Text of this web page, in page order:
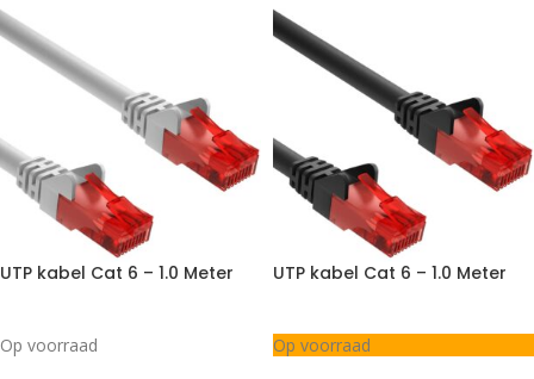
UTP kabel Cat 6 – 1.0 Meter
Op voorraad
UTP kabel Cat 6 – 1.0 Meter
Op voorraad